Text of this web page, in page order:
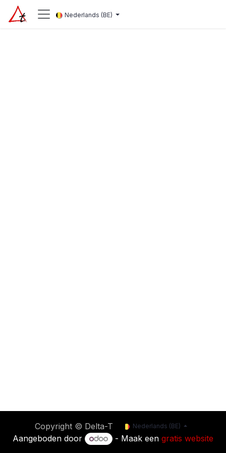
Overslaan naar inhoud
Nederlands (BE)
Copyright © Delta-T Nederlands (BE)
Aangeboden door - Maak een gratis website